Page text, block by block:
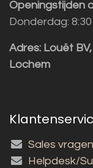
Openingstijden
Donderdag:
Adres: Louët
Lochem
Sales vragen
Helpdesk/